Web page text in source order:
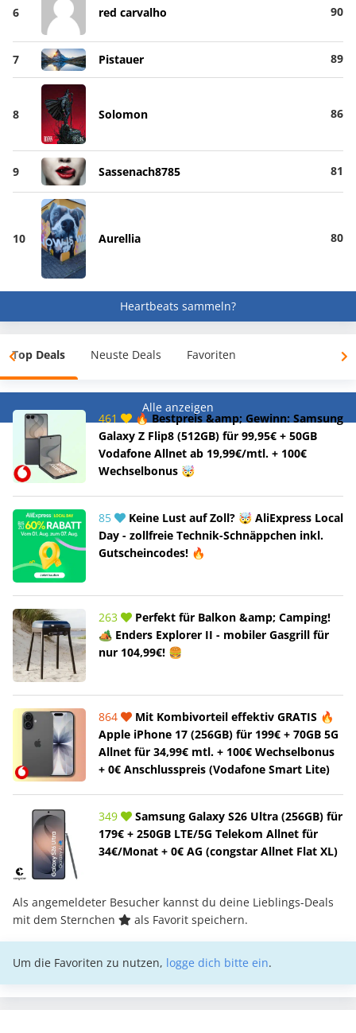
6 red carvalho 90
7 Pistauer 89
8 Solomon 86
9 Sassenach8785 81
10 Aurellia 80
Heartbeats sammeln?
Top Deals Neuste Deals Favoriten
Alle anzeigen
461
🔥 Bestpreis &amp; Gewinn: Samsung
Galaxy Z Flip8 (512GB) für 99,95€ + 50GB
Vodafone Allnet ab 19,99€/mtl. + 100€
Wechselbonus 🤯
85
Keine Lust auf Zoll? 🤯 AliExpress Local
Day - zollfreie Technik-Schnäppchen inkl.
Gutscheincodes! 🔥
263
Perfekt für Balkon &amp; Camping!
🏕️ Enders Explorer II - mobiler Gasgrill für
nur 104,99€! 🍔
864
Mit Kombivorteil effektiv GRATIS 🔥
Apple iPhone 17 (256GB) für 199€ + 70GB 5G
Allnet für 34,99€ mtl. + 100€ Wechselbonus
+ 0€ Anschlusspreis (Vodafone Smart Lite)
349
Samsung Galaxy S26 Ultra (256GB) für
179€ + 250GB LTE/5G Telekom Allnet für
34€/Monat + 0€ AG (congstar Allnet Flat XL)
Als angemeldeter Besucher kannst du deine Lieblings-Deals
mit dem Sternchen
als Favorit speichern.
Um die Favoriten zu nutzen, logge dich bitte ein.